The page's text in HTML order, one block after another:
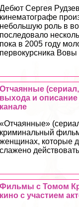
Дебют Сергея
кинематографе
небольшую роль в
последовало
пока в 2005 году
первокурсника
Отчаянные
выхода и
канале
«Отчаянные»
криминальный
женщинах, которые
слажено
Фильмы с Томом
кино с участием